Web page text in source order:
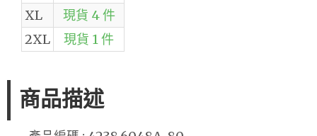
XL
現貨 4 件
2XL
現貨 1 件
商品描述